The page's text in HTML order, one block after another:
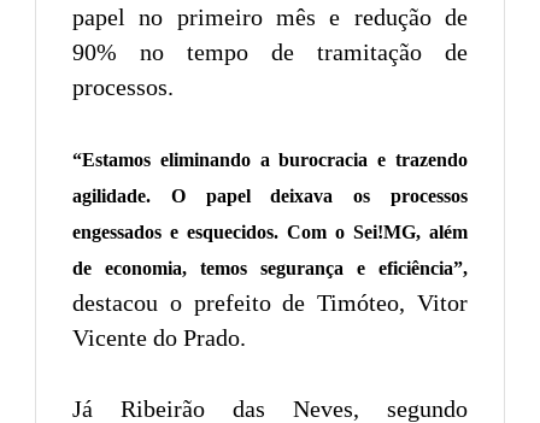
papel no primeiro mês e redução de
90% no tempo de tramitação de
processos.
“Estamos eliminando a burocracia e trazendo
agilidade. O papel deixava os processos
engessados e esquecidos. Com o Sei!MG, além
de economia, temos segurança e eficiência”,
destacou o prefeito de Timóteo, Vitor
Vicente do Prado.
Já Ribeirão das Neves, segundo